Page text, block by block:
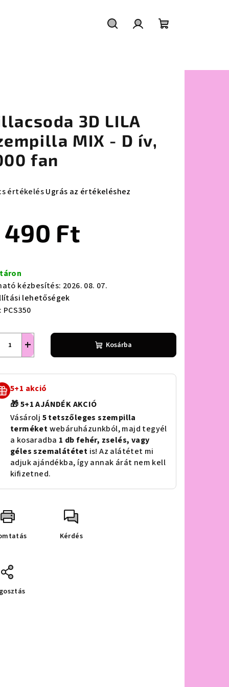
3D LILA
MIX - D ív,
fan
értékelésUgrás az értékeléshez
490 Ft
kézbesítés: 2026. 08. 07.
lehetőségek
PCS350
+ Kosárba
5+1 akció
🎁 5+1 AJÁNDÉK AKCIÓ
Vásárolj 5 tetszőleges szempilla
terméketwebáruházunkból, majd tegyél
a kosaradba 1 db fehér, zselés, vagy
géles szemalátétet is! Az alátétet mi
adjuk ajándékba, így annak árát nem kell
kifizetned.
Kérdés